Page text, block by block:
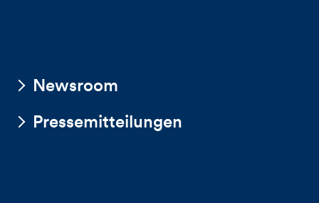
Newsroom
Pressemitteilungen